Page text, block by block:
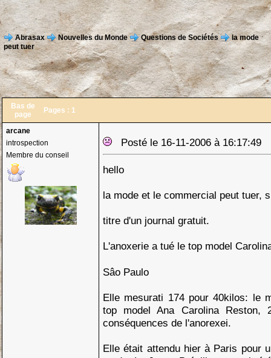
Abrasax Nouvelles du Monde Questions de Sociétés
la mode
peut tuer
Bas de
page
Pages : 1
arcane
introspection
Membre du conseil
Posté le 16-11-2006 à 16:17:49
hello
la mode et le commercial peut tuer,
titre d'un journal gratuit.
L'anoxerie a tué le top model
Sâo Paulo
Elle mesurati 174 pour 40kilos: le
top model Ana Carolina
conséquences de l'anorexei.
Elle était attendu hier à Paris pour